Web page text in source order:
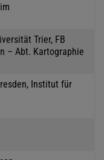
Trier, FB
– Abt. Kartographie
Institut für